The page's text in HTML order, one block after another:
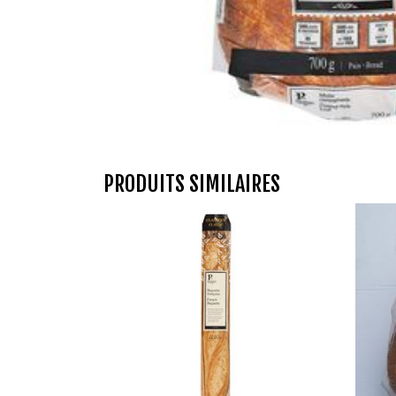
PRODUITS SIMILAIRES